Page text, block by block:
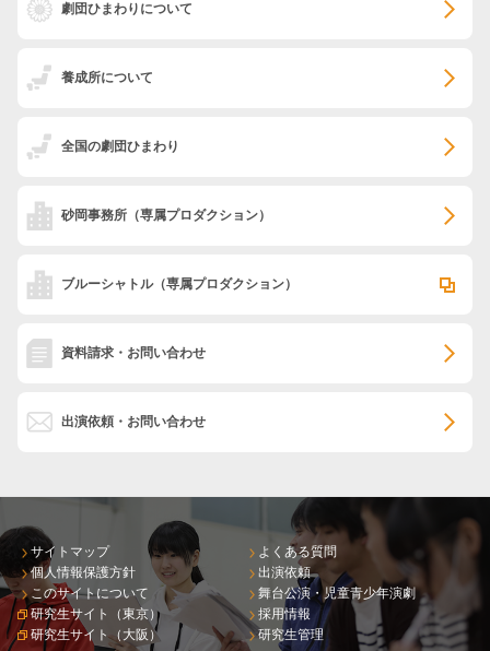
劇団ひまわりについて
養成所について
全国の劇団ひまわり
砂岡事務所 （専属プロダクション）
ブルーシャトル（専属プロダクション）
資料請求・お問い合わせ
出演依頼・お問い合わせ
サイトマップ
個人情報保護方針
このサイトについて
研究生サイト（東京）
研究生サイト（大阪）
よくある質問
出演依頼
舞台公演・児童青少年演劇
採用情報
研究生管理